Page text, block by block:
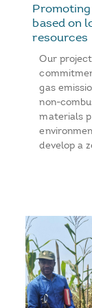
based on
resources
Our
gas
non-
materials
develop a